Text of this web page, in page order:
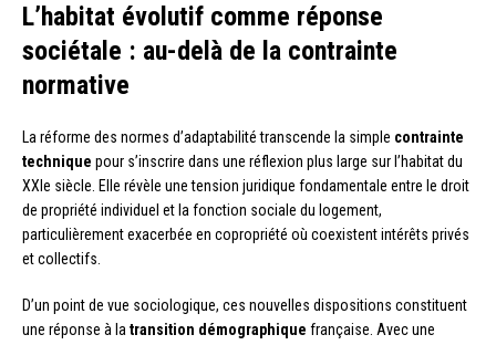
L’habitat évolutif comme réponse
sociétale : au-delà de la contrainte
normative
La réforme des normes d’adaptabilité transcende la simple contrainte
technique pour s’inscrire dans une réflexion plus large sur l’habitat du
XXIe siècle. Elle révèle une tension juridique fondamentale entre le droit
de propriété individuel et la fonction sociale du logement,
particulièrement exacerbée en copropriété où coexistent intérêts privés
et collectifs.
D’un point de vue sociologique, ces nouvelles dispositions constituent
une réponse à la transition démographique française. Avec une